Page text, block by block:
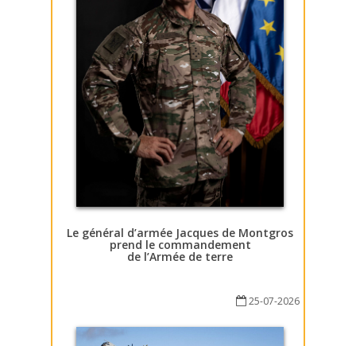
Le général d’armée Jacques de Montgros
prend le commandement
de l’Armée de terre
25-07-2026